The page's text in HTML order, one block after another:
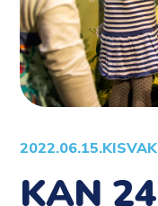
2022.06.15.
KAN 24